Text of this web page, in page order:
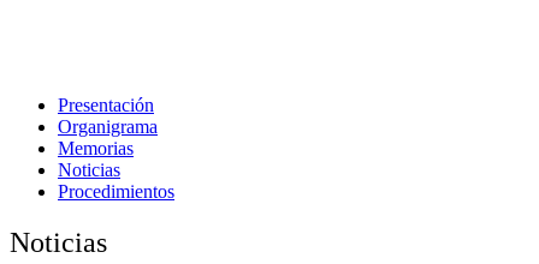
Presentación
Organigrama
Memorias
Noticias
Procedimientos
Noticias